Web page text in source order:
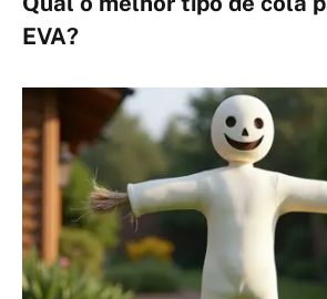
EVA?